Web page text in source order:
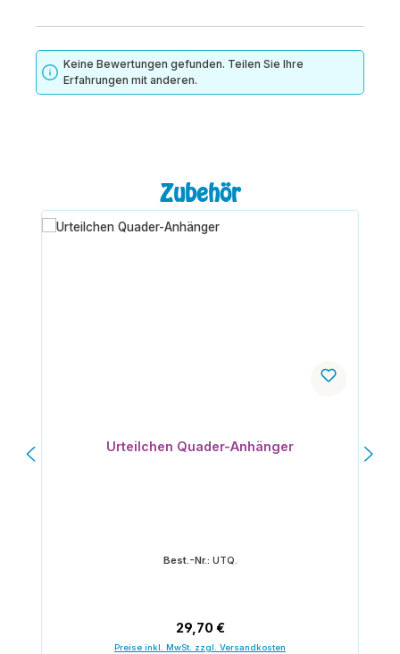
Keine Bewertungen gefunden. Teilen Sie Ihre
Erfahrungen mit anderen.
Produktgalerie überspringenZubehör
Urteilchen Quader-Anhänger
Best.-Nr.: UTQ.
Regulärer Preis:
29,70 €
Preise inkl. MwSt. zzgl. Versandkosten